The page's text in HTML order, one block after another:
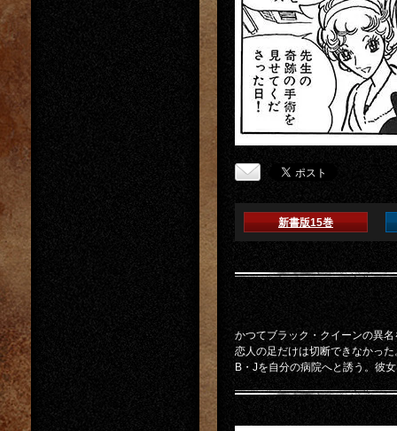
新書版15巻
かつてブラック・クイーンの異
恋人の足だけは切断できなかっ
B・Jを自分の病院へと誘う。彼